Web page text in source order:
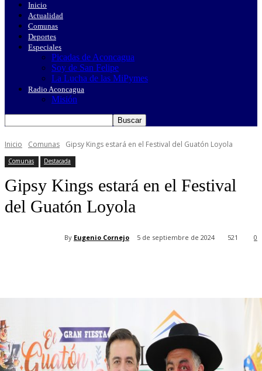
Inicio
Actualidad
Comunas
Deportes
Especiales
Picadas de Aconcagua
Soy de San Felipe
La Lucha de las MiPymes
Radio Aconcagua
Misión
Inicio Comunas Gipsy Kings estará en el Festival del Guatón Loyola
Comunas Destacada
Gipsy Kings estará en el Festival
del Guatón Loyola
By Eugenio Cornejo 5 de septiembre de 2024 0
521